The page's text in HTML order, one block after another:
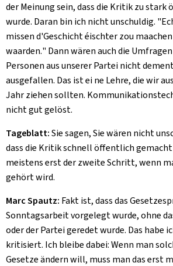
der Meinung sein, dass die Kritik zu
wurde. Daran bin ich nicht unschuldig. "
missen d'Geschicht éischter zou
waarden." Dann wären auch die
Personen aus unserer Partei nicht
ausgefallen. Das ist ei ne Lehre, die wir
Jahr ziehen sollten.
nicht gut gelöst.
Tageblatt:Sie sagen, Sie wären nicht
dass die Kritik schnell öffentlich gemacht
meistens erst der zweite Schritt, wenn
gehört wird.
Marc Spautz: Fakt ist, dass das
Sonntagsarbeit vorgelegt wurde, ohne
oder der Partei geredet wurde. Das habe
kritisiert. Ich bleibe dabei: Wenn man
Gesetze ändern will, muss man das erst